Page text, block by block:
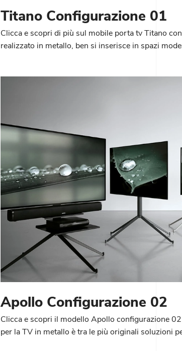
Titano Configurazione 01
Clicca e scopri di più sul mobile porta tv Titano
realizzato in metallo, ben si inserisce in spazi
Apollo Configurazione 02
Clicca e scopri il modello Apollo configurazione
per la TV in metallo è tra le più originali soluzioni